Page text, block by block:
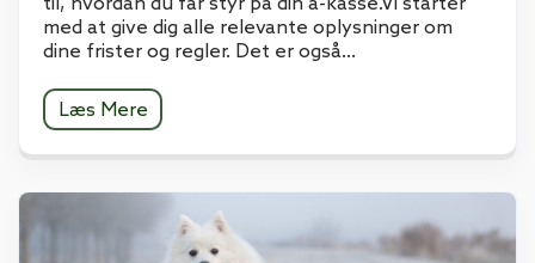
med at give dig alle relevante oplysninger om
dine frister og regler. Det er også...
Læs Mere